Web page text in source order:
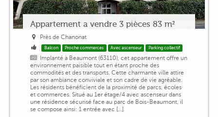
Appartement a vendre 3 pièces 83 m²
Près de Chanonat
Balcon Proche commerces Avec ascenseur Parking collectif
Implanté à Beaumont (63110), cet appartement offre un
environnement paisible tout en étant proche des
commodités et des transports. Cette charmante ville attire
par son ambiance conviviale et son cadre de vie agréable.
Les résidents bénéficient de la proximité de parcs, écoles
et commerces. Situé au 1er étage/4 avec ascenseur dans
une résidence sécurisé face au parc de Bois-Beaumont, il
se compose ainsi: 1 entrée avec [...]